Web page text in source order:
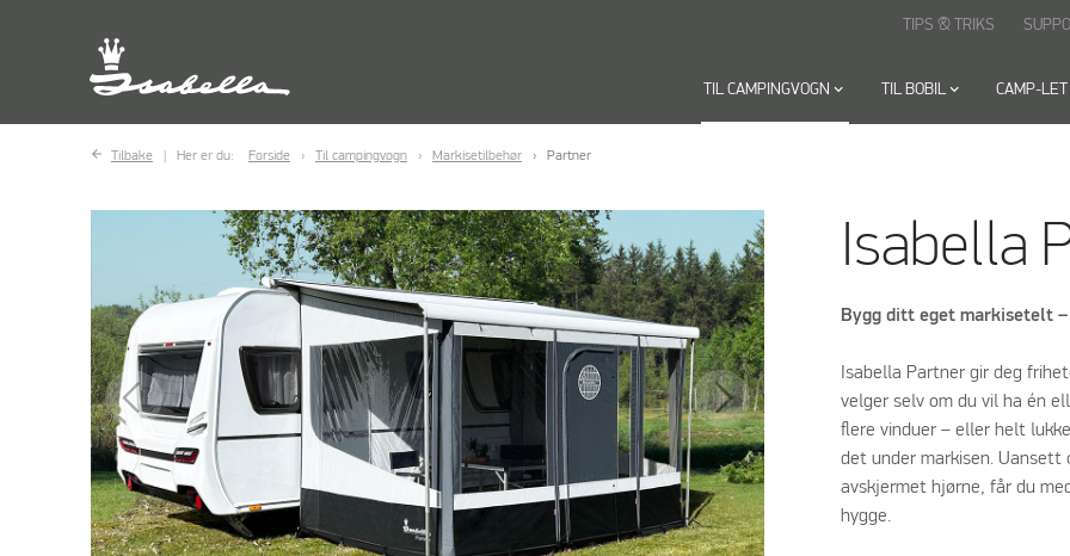
TIL CAMPINGVOGN keyboard_arrow_down TIL BOBIL keyboard_arrow_down CAMP-LET
TIPS & TRIKS
Tilbake Her er du: Forside Til campingvogn Markisetilbehør Partner
Isabella
Bygg ditt eget markisetelt
Isabella Partner gir deg
velger selv om du vil ha én
flere vinduer – eller helt
det under markisen.
avskjermet hjørne, får du
hygge.